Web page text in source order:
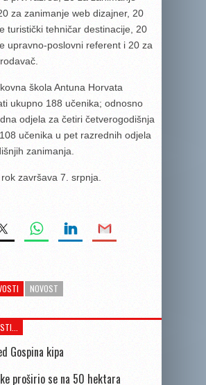
za zanimanje web dizajner, 20
turistički tehničar destinacije, 20
upravno-poslovni referent i 20 za
škola Antuna Horvata
ukupno 188 učenika; odnosno
odjela za četiri četverogodišnja
učenika u pet razrednih odjela
zanimanja.
završava 7. srpnja.
NOVOST
Gospina kipa
proširio se na 50 hektara